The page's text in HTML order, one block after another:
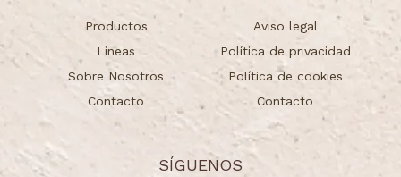
Productos
Lineas
Sobre Nosotros
Contacto
Aviso legal
Política de privacidad
Política de cookies
Contacto
SÍGUENOS